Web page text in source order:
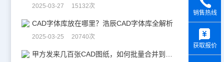
2025-03-27 15132次
CAD字体库放在哪里？浩辰CAD字体库全解析
2025-03-25 20740次
销售热线
获取报价